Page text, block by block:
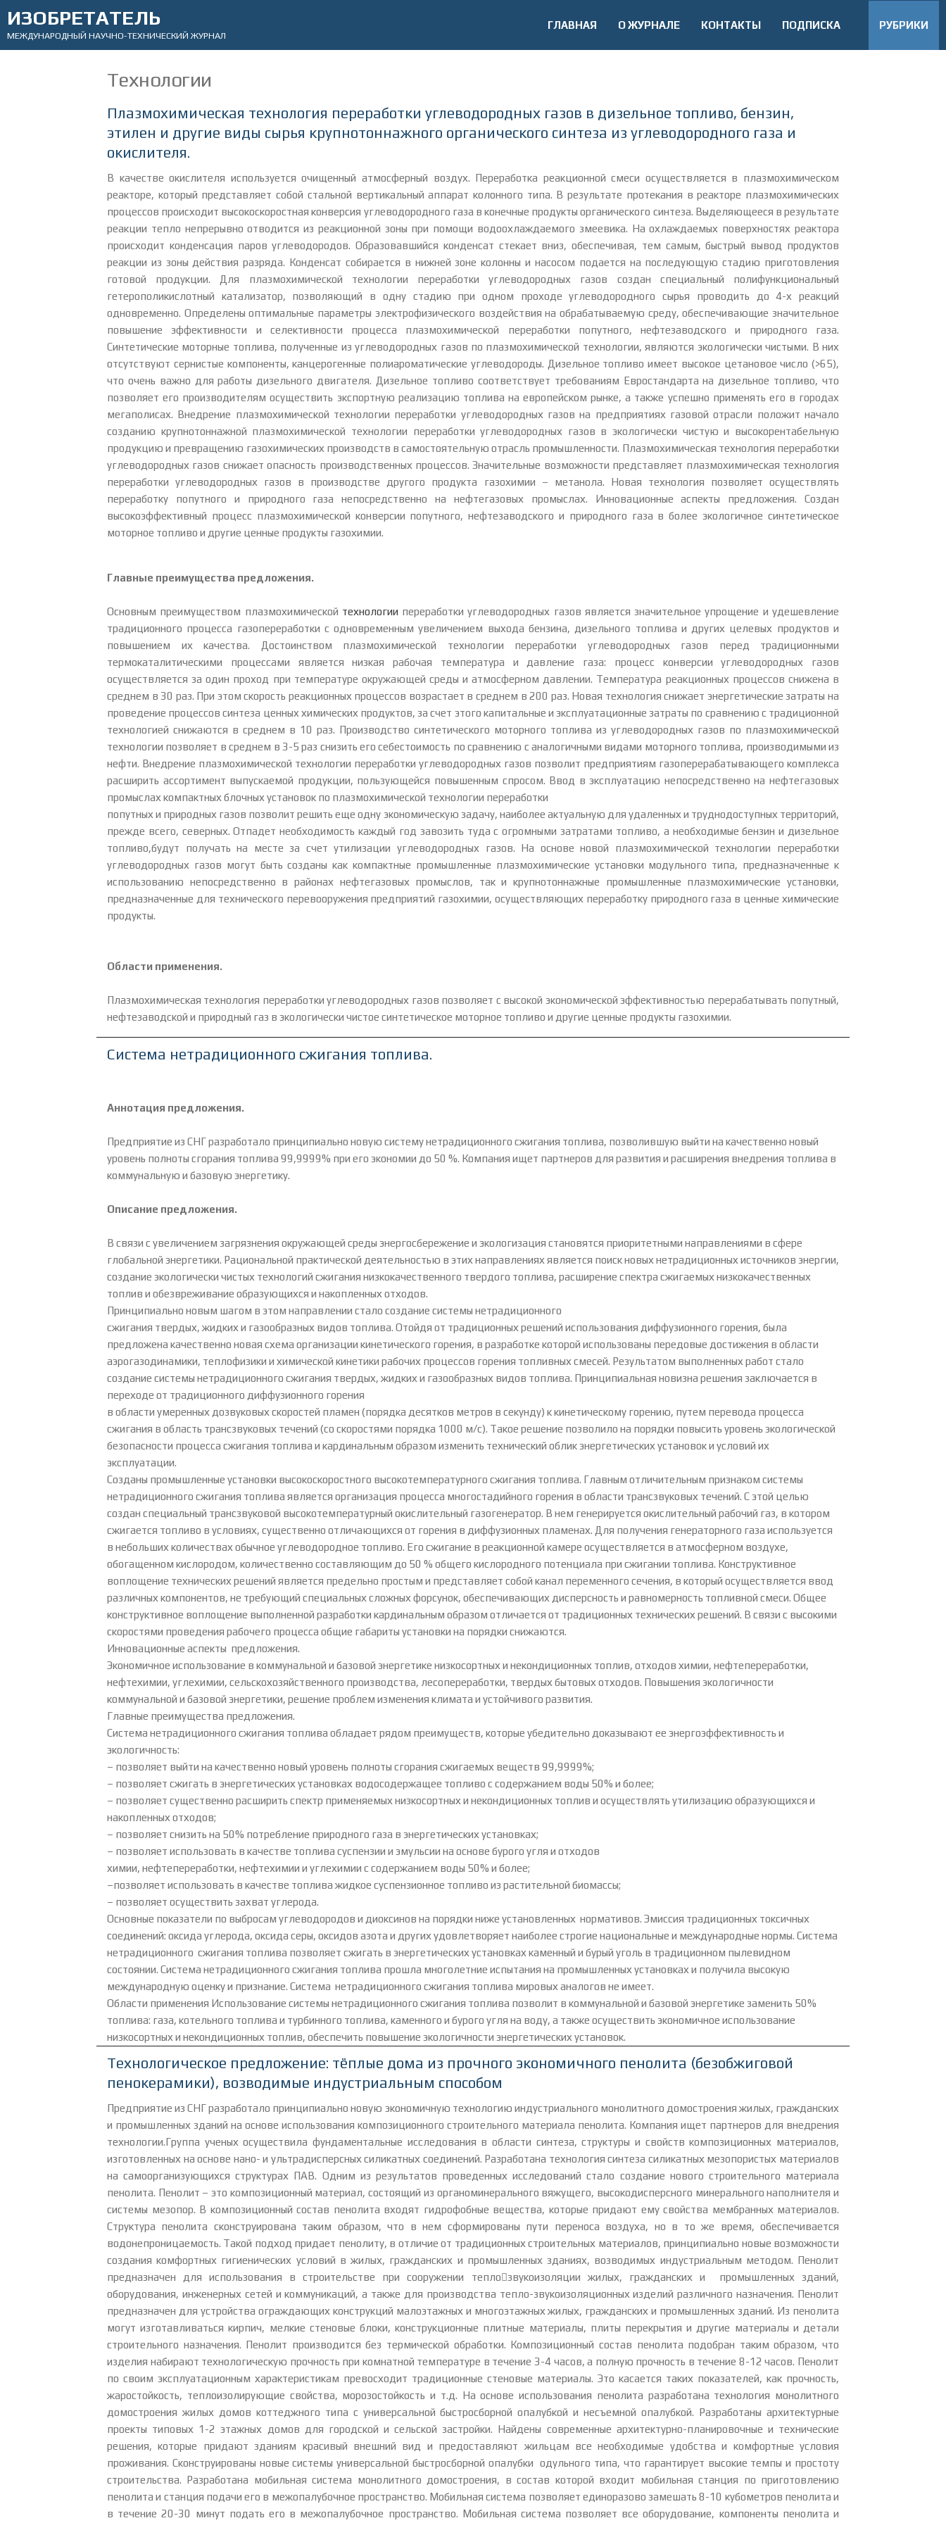
ИЗОБРЕТАТЕЛЬ
МЕЖДУНАРОДНЫЙ НАУЧНО-ТЕХНИЧЕСКИЙ ЖУРНАЛ
ГЛАВНАЯ О ЖУРНАЛЕ КОНТАКТЫ ПОДПИСКА РУБРИКИ
Технологии
Плазмохимическая технология переработки углеводородных газов в дизельное топливо, бензин,
этилен и другие виды сырья крупнотоннажного органического синтеза из углеводородного газа и
окислителя.
В качестве окислителя используется очищенный атмосферный воздух. Переработка реакционной смеси осуществляется в плазмохимическом
реакторе, который представляет собой стальной вертикальный аппарат колонного типа. В результате протекания в реакторе плазмохимических
процессов происходит высокоскоростная конверсия углеводородного газа в конечные продукты органического синтеза. Выделяющееся в результате
реакции тепло непрерывно отводится из реакционной зоны при помощи водоохлаждаемого змеевика. На охлаждаемых поверхностях реактора
происходит конденсация паров углеводородов. Образовавшийся конденсат стекает вниз, обеспечивая, тем самым, быстрый вывод продуктов
реакции из зоны действия разряда. Конденсат собирается в нижней зоне колонны и насосом подается на последующую стадию приготовления
готовой продукции. Для плазмохимической технологии переработки углеводородных газов создан специальный полифункциональный
гетерополикислотный катализатор, позволяющий в одну стадию при одном проходе углеводородного сырья проводить до 4-х реакций
одновременно. Определены оптимальные параметры электрофизического воздействия на обрабатываемую среду, обеспечивающие значительное
повышение эффективности и селективности процесса плазмохимической переработки попутного, нефтезаводского и природного газа.
Синтетические моторные топлива, полученные из углеводородных газов по плазмохимической технологии, являются экологически чистыми. В них
отсутствуют сернистые компоненты, канцерогенные полиароматические углеводороды. Дизельное топливо имеет высокое цетановое число (>65),
что очень важно для работы дизельного двигателя. Дизельное топливо соответствует требованиям Евростандарта на дизельное топливо, что
позволяет его производителям осуществить экспортную реализацию топлива на европейском рынке, а также успешно применять его в городах
мегаполисах. Внедрение плазмохимической технологии переработки углеводородных газов на предприятиях газовой отрасли положит начало
созданию крупнотоннажной плазмохимической технологии переработки углеводородных газов в экологически чистую и высокорентабельную
продукцию и превращению газохимических производств в самостоятельную отрасль промышленности. Плазмохимическая технология переработки
углеводородных газов снижает опасность производственных процессов. Значительные возможности представляет плазмохимическая технология
переработки углеводородных газов в производстве другого продукта газохимии – метанола. Новая технология позволяет осуществлять
переработку попутного и природного газа непосредственно на нефтегазовых промыслах. Инновационные аспекты предложения. Создан
высокоэффективный процесс плазмохимической конверсии попутного, нефтезаводского и природного газа в более экологичное синтетическое
моторное топливо и другие ценные продукты газохимии.
Главные преимущества предложения.
Основным преимуществом плазмохимической технологии переработки углеводородных газов является значительное упрощение и удешевление
традиционного процесса газопереработки с одновременным увеличением выхода бензина, дизельного топлива и других целевых продуктов и
повышением их качества. Достоинством плазмохимической технологии переработки углеводородных газов перед традиционными
термокаталитическими процессами является низкая рабочая температура и давление газа: процесс конверсии углеводородных газов
осуществляется за один проход при температуре окружающей среды и атмосферном давлении. Температура реакционных процессов снижена в
среднем в 30 раз. При этом скорость реакционных процессов возрастает в среднем в 200 раз. Новая технология снижает энергетические затраты на
проведение процессов синтеза ценных химических продуктов, за счет этого капитальные и эксплуатационные затраты по сравнению с традиционной
технологией снижаются в среднем в 10 раз. Производство синтетического моторного топлива из углеводородных газов по плазмохимической
технологии позволяет в среднем в 3-5 раз снизить его себестоимость по сравнению с аналогичными видами моторного топлива, производимыми из
нефти. Внедрение плазмохимической технологии переработки углеводородных газов позволит предприятиям газоперерабатывающего комплекса
расширить ассортимент выпускаемой продукции, пользующейся повышенным спросом. Ввод в эксплуатацию непосредственно на нефтегазовых
промыслах компактных блочных установок по плазмохимической технологии переработки
попутных и природных газов позволит решить еще одну экономическую задачу, наиболее актуальную для удаленных и труднодоступных территорий,
прежде всего, северных. Отпадет необходимость каждый год завозить туда с огромными затратами топливо, а необходимые бензин и дизельное
топливо,будут получать на месте за счет утилизации углеводородных газов. На основе новой плазмохимической технологии переработки
углеводородных газов могут быть созданы как компактные промышленные плазмохимические установки модульного типа, предназначенные к
использованию непосредственно в районах нефтегазовых промыслов, так и крупнотоннажные промышленные плазмохимические установки,
предназначенные для технического перевооружения предприятий газохимии, осуществляющих переработку природного газа в ценные химические
продукты.
Области применения.
Плазмохимическая технология переработки углеводородных газов позволяет с высокой экономической эффективностью перерабатывать попутный,
нефтезаводской и природный газ в экологически чистое синтетическое моторное топливо и другие ценные продукты газохимии.
Система нетрадиционного сжигания топлива.
Аннотация предложения.
Предприятие из СНГ разработало принципиально новую систему нетрадиционного сжигания топлива, позволившую выйти на качественно новый
уровень полноты сгорания топлива 99,9999% при его экономии до 50 %. Компания ищет партнеров для развития и расширения внедрения топлива в
коммунальную и базовую энергетику.
Описание предложения.
В связи с увеличением загрязнения окружающей среды энергосбережение и экологизация становятся приоритетными направлениями в сфере
глобальной энергетики. Рациональной практической деятельностью в этих направлениях является поиск новых нетрадиционных источников энергии,
создание экологически чистых технологий сжигания низкокачественного твердого топлива, расширение спектра сжигаемых низкокачественных
топлив и обезвреживание образующихся и накопленных отходов.
Принципиально новым шагом в этом направлении стало создание системы нетрадиционного
сжигания твердых, жидких и газообразных видов топлива. Отойдя от традиционных решений использования диффузионного горения, была
предложена качественно новая схема организации кинетического горения, в разработке которой использованы передовые достижения в области
аэрогазодинамики, теплофизики и химической кинетики рабочих процессов горения топливных смесей. Результатом выполненных работ стало
создание системы нетрадиционного сжигания твердых, жидких и газообразных видов топлива. Принципиальная новизна решения заключается в
переходе от традиционного диффузионного горения
в области умеренных дозвуковых скоростей пламен (порядка десятков метров в секунду) к кинетическому горению, путем перевода процесса
сжигания в область трансзвуковых течений (со скоростями порядка 1000 м/с). Такое решение позволило на порядки повысить уровень экологической
безопасности процесса сжигания топлива и кардинальным образом изменить технический облик энергетических установок и условий их
эксплуатации.
Созданы промышленные установки высокоскоростного высокотемпературного сжигания топлива. Главным отличительным признаком системы
нетрадиционного сжигания топлива является организация процесса многостадийного горения в области трансзвуковых течений. С этой целью
создан специальный трансзвуковой высокотемпературный окислительный газогенератор. В нем генерируется окислительный рабочий газ, в котором
сжигается топливо в условиях, существенно отличающихся от горения в диффузионных пламенах. Для получения генераторного газа используется
в небольших количествах обычное углеводородное топливо. Его сжигание в реакционной камере осуществляется в атмосферном воздухе,
обогащенном кислородом, количественно составляющим до 50 % общего кислородного потенциала при сжигании топлива. Конструктивное
воплощение технических решений является предельно простым и представляет собой канал переменного сечения, в который осуществляется ввод
различных компонентов, не требующий специальных сложных форсунок, обеспечивающих дисперсность и равномерность топливной смеси. Общее
конструктивное воплощение выполненной разработки кардинальным образом отличается от традиционных технических решений. В связи с высокими
скоростями проведения рабочего процесса общие габариты установки на порядки снижаются.
Инновационные аспекты предложения.
Экономичное использование в коммунальной и базовой энергетике низкосортных и некондиционных топлив, отходов химии, нефтепереработки,
нефтехимии, углехимии, сельскохозяйственного производства, лесопереработки, твердых бытовых отходов. Повышения экологичности
коммунальной и базовой энергетики, решение проблем изменения климата и устойчивого развития.
Главные преимущества предложения.
Система нетрадиционного сжигания топлива обладает рядом преимуществ, которые убедительно доказывают ее энергоэффективность и
экологичность:
– позволяет выйти на качественно новый уровень полноты сгорания сжигаемых веществ 99,9999%;
– позволяет сжигать в энергетических установках водосодержащее топливо с содержанием воды 50% и более;
– позволяет существенно расширить спектр применяемых низкосортных и некондиционных топлив и осуществлять утилизацию образующихся и
накопленных отходов;
– позволяет снизить на 50% потребление природного газа в энергетических установках;
– позволяет использовать в качестве топлива суспензии и эмульсии на основе бурого угля и отходов
химии, нефтепереработки, нефтехимии и углехимии с содержанием воды 50% и более;
–позволяет использовать в качестве топлива жидкое суспензионное топливо из растительной биомассы;
– позволяет осуществить захват углерода.
Основные показатели по выбросам углеводородов и диоксинов на порядки ниже установленных нормативов. Эмиссия традиционных токсичных
соединений: оксида углерода, оксида серы, оксидов азота и других удовлетворяет наиболее строгие национальные и международные нормы. Система
нетрадиционного сжигания топлива позволяет сжигать в энергетических установках каменный и бурый уголь в традиционном пылевидном
состоянии. Система нетрадиционного сжигания топлива прошла многолетние испытания на промышленных установках и получила высокую
международную оценку и признание. Система нетрадиционного сжигания топлива мировых аналогов не имеет.
Области применения Использование системы нетрадиционного сжигания топлива позволит в коммунальной и базовой энергетике заменить 50%
топлива: газа, котельного топлива и турбинного топлива, каменного и бурого угля на воду, а также осуществить экономичное использование
низкосортных и некондиционных топлив, обеспечить повышение экологичности энергетических установок.
Технологическое предложение: тёплые дома из прочного экономичного пенолита (безобжиговой
пенокерамики), возводимые индустриальным способом
Предприятие из СНГ разработало принципиально новую экономичную технологию индустриального монолитного домостроения жилых, гражданских
и промышленных зданий на основе использования композиционного строительного материала пенолита. Компания ищет партнеров для внедрения
технологии.Группа ученых осуществила фундаментальные исследования в области синтеза, структуры и свойств композиционных материалов,
изготовленных на основе нано- и ультрадисперсных силикатных соединений. Разработана технология синтеза силикатных мезопористых материалов
на самоорганизующихся структурах ПАВ. Одним из результатов проведенных исследований стало создание нового строительного материала
пенолита. Пенолит – это композиционный материал, состоящий из органоминерального вяжущего, высокодисперсного минерального наполнителя и
системы мезопор. В композиционный состав пенолита входят гидрофобные вещества, которые придают ему свойства мембранных материалов.
Структура пенолита сконструирована таким образом, что в нем сформированы пути переноса воздуха, но в то же время, обеспечивается
водонепроницаемость. Такой подход придает пенолиту, в отличие от традиционных строительных материалов, принципиально новые возможности
создания комфортных гигиенических условий в жилых, гражданских и промышленных зданиях, возводимых индустриальным методом. Пенолит
предназначен для использования в строительстве при сооружении теплозвукоизоляции жилых, гражданских и промышленных зданий,
оборудования, инженерных сетей и коммуникаций, а также для производства тепло-звукоизоляционных изделий различного назначения. Пенолит
предназначен для устройства ограждающих конструкций малоэтажных и многоэтажных жилых, гражданских и промышленных зданий. Из пенолита
могут изготавливаться кирпич, мелкие стеновые блоки, конструкционные плитные материалы, плиты перекрытия и другие материалы и детали
строительного назначения. Пенолит производится без термической обработки. Композиционный состав пенолита подобран таким образом, что
изделия набирают технологическую прочность при комнатной температуре в течение 3-4 часов, а полную прочность в течение 8-12 часов. Пенолит
по своим эксплуатационным характеристикам превосходит традиционные стеновые материалы. Это касается таких показателей, как прочность,
жаростойкость, теплоизолирующие свойства, морозостойкость и т.д. На основе использования пенолита разработана технология монолитного
домостроения жилых домов коттеджного типа с универсальной быстросборной опалубкой и несъемной опалубкой. Разработаны архитектурные
проекты типовых 1-2 этажных домов для городской и сельской застройки. Найдены современные архитектурно-планировочные и технические
решения, которые придают зданиям красивый внешний вид и предоставляют жильцам все необходимые удобства и комфортные условия
проживания. Сконструированы новые системы универсальной быстросборной опалубки одульного типа, что гарантирует высокие темпы и простоту
строительства. Разработана мобильная система монолитного домостроения, в состав которой входит мобильная станция по приготовлению
пенолита и станция подачи его в межопалубочное пространство. Мобильная система позволяет единоразово замешать 8-10 кубометров пенолита и
в течение 20-30 минут подать его в межопалубочное пространство. Мобильная система позволяет все оборудование, компоненты пенолита и